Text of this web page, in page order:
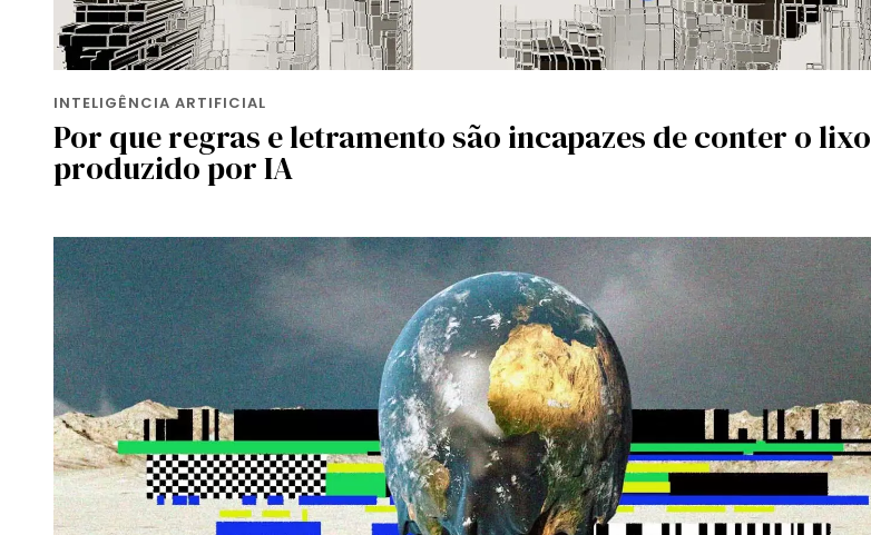
INTELIGÊNCIA ARTIFICIAL
Por que regras e letramento são incapazes de conter o lixo
produzido por IA